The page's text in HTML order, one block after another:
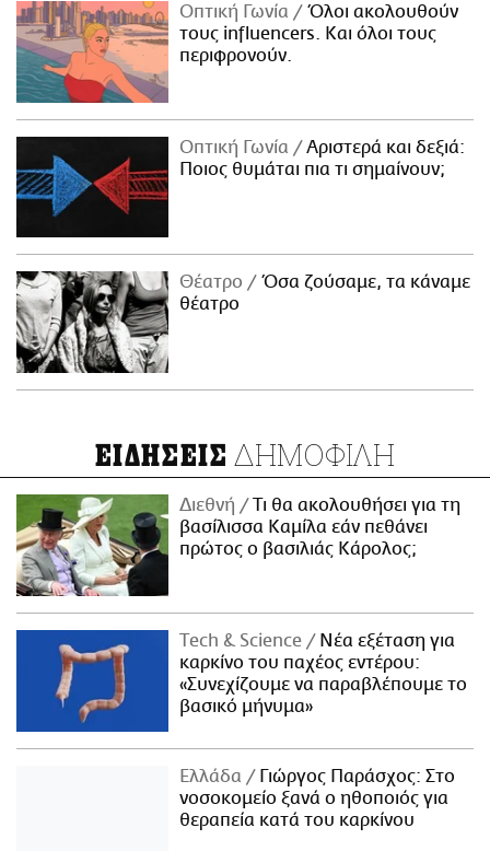
Οπτική Γωνία
Όλοι ακολουθούν
τους influencers. Και όλοι τους
περιφρονούν.
Οπτική Γωνία
Αριστερά και δεξιά:
Ποιος θυμάται πια τι σημαίνουν;
Θέατρο
Όσα ζούσαμε, τα κάναμε
θέατρο
ΕΙΔΗΣΕΙΣ ΔΗΜΟΦΙΛΗ
Διεθνή
Τι θα ακολουθήσει για τη
βασίλισσα Καμίλα εάν πεθάνει
πρώτος ο βασιλιάς Κάρολος;
Τech & Science
Νέα εξέταση για
καρκίνο του παχέος εντέρου:
«Συνεχίζουμε να παραβλέπουμε το
βασικό μήνυμα»
Ελλάδα
Γιώργος Παράσχος: Στο
νοσοκομείο ξανά ο ηθοποιός για
θεραπεία κατά του καρκίνου